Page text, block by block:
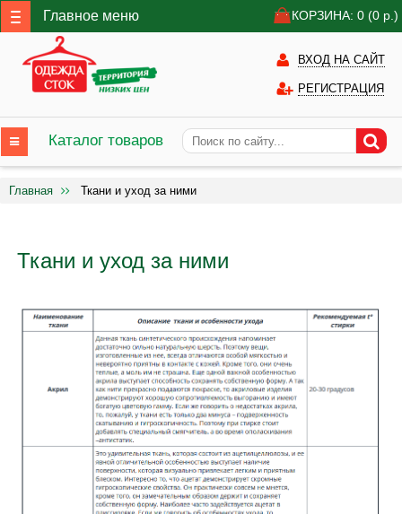
Главное меню КОРЗИНА: 0 (0 р.)
ВХОД НА САЙТ
РЕГИСТРАЦИЯ
Каталог товаров
Главная Ткани и уход за ними
Ткани и уход за ними